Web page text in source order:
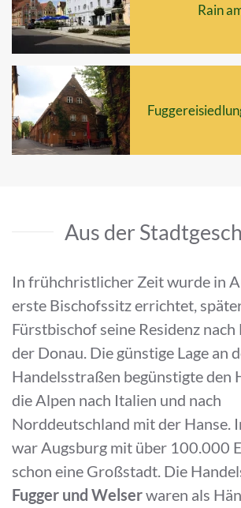
Rain
Aus der
In frühchristlicher Zeit wurde in
erste Bischofssitz errichtet,
Fürstbischof seine Residenz
der Donau. Die günstige Lage an
Handelsstraßen begünstigte den
die Alpen nach Italien und nach
Norddeutschland mit der Hanse.
war Augsburg mit über 100.000
schon eine Großstadt. Die
Fugger und Welserwaren als